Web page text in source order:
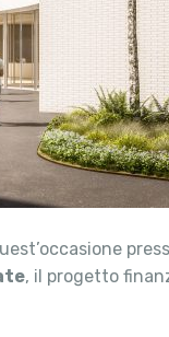
, il progetto